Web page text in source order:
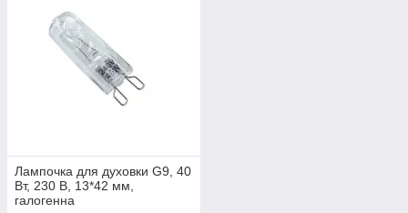
Лампочка для духовки G9, 40
Вт, 230 В, 13*42 мм,
галогенна